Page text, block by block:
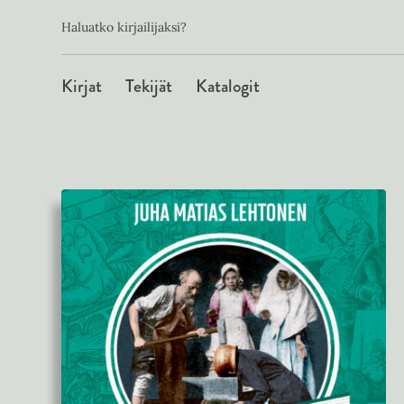
Toissijainen
Haluatko kirjailijaksi?
Päävalikko
Kirjat Tekijät Katalogit